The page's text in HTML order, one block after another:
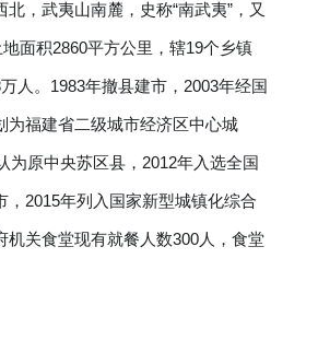
武夷山南麓，史称“南武夷”，又
地面积2860平方公里，辖19个乡镇
人。1983年撤县建市，2003年经国
为福建省二级城市经济区中心城
为原中央苏区县，2012年入选全国
，2015年列入国家新型城镇化综合
机关食堂现有就餐人数300人，食堂